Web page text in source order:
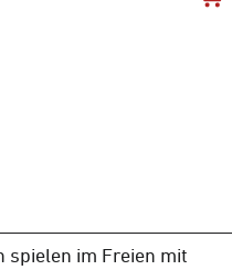
spielen im Freien mit